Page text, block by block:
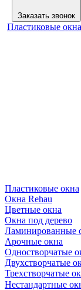
Заказать звонок
Пластиковые окна
Пластиковые окна
Окна Rehau
Цветные окна
Окна под дерево
Ламинированные
Арочные окна
Одностворчатые
Двухстворчатые
Трехстворчатые
Нестандартные